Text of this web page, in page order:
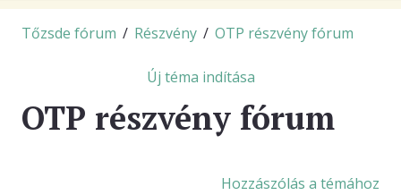
CIKKEK
TUDÁSTÁR
Tőzsde fórum / Részvény / OTP részvény fórum
Új téma indítása
OTP részvény fórum
Hozzászólás a témához